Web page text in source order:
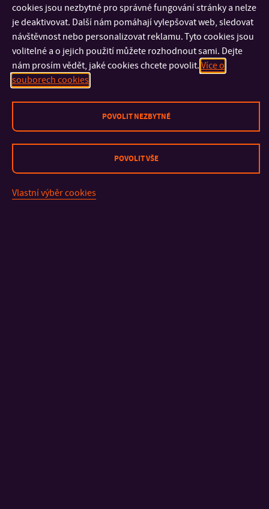
GALERIE
cookies jsou nezbytné pro správné fungování stránky a nelze
je deaktivovat. Další nám pomáhají vylepšovat web, sledovat
návštěvnost nebo personalizovat reklamu. Tyto cookies jsou
volitelné a o jejich použití můžete rozhodnout sami. Dejte
nám prosím vědět, jaké cookies chcete povolit. Více o
souborech cookies
POVOLIT NEZBYTNÉ
POVOLIT VŠE
Vlastní výběr cookies